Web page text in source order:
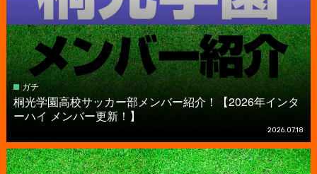
ガチ
桐光学園高校サッカー部メンバー紹介！【2026年インタ
ーハイ メンバー更新！】
2026.07.18